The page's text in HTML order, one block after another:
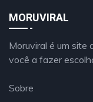
MORUVIRAL
Moruviral é um site
você a fazer
Sobre